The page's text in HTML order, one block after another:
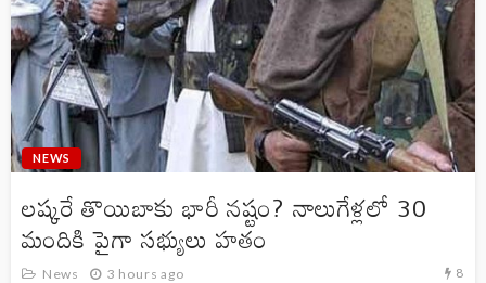
NEWS
లష్కరే తొయిబాకు భారీ నష్టం? నాలుగేళ్లలో 30
మందికి పైగా సభ్యులు హతం
News 3 hours ago 8